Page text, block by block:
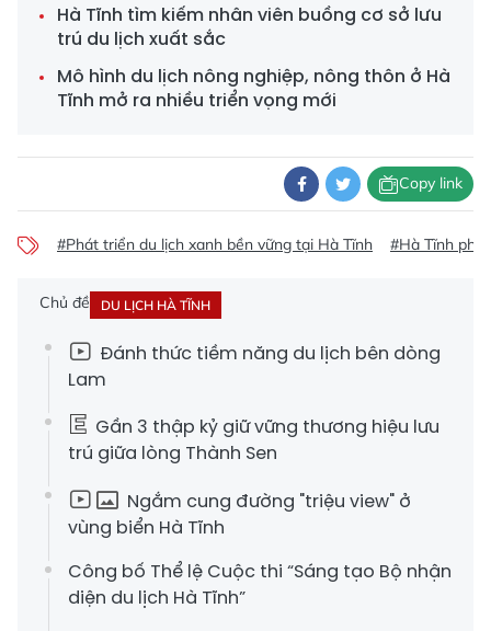
Hà Tĩnh tìm kiếm nhân viên buồng cơ sở lưu
trú du lịch xuất sắc
Mô hình du lịch nông nghiệp, nông thôn ở Hà
Tĩnh mở ra nhiều triển vọng mới
Copy link
#Phát triển du lịch xanh bền vững tại Hà Tĩnh #Hà Tĩnh
Chủ đề DU LỊCH HÀ TĨNH
Đánh thức tiềm năng du lịch bên dòng
Lam
Gần 3 thập kỷ giữ vững thương hiệu lưu
trú giữa lòng Thành Sen
Ngắm cung đường "triệu view" ở
vùng biển Hà Tĩnh
Công bố Thể lệ Cuộc thi “Sáng tạo Bộ nhận
diện du lịch Hà Tĩnh”